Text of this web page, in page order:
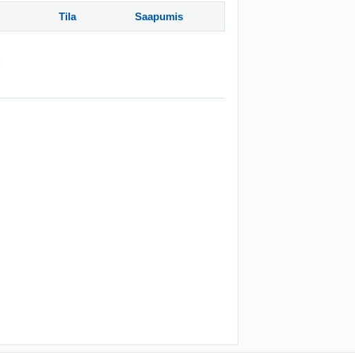
Tila Saapumis